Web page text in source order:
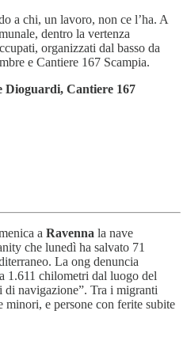
a chi, un lavoro, non ce l’ha. A
dentro la vertenza
organizzati dal basso da
e Cantiere 167 Scampia.
Dioguardi, Cantiere 167
a Ravenna la nave
che lunedì ha salvato 71
La ong denuncia
1.611 chilometri dal luogo del
di navigazione”. Tra i migranti
minori, e persone con ferite subite